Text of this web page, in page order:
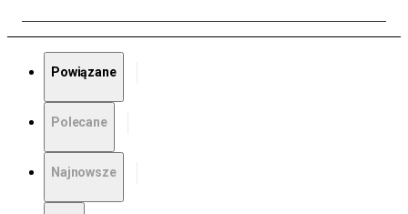
Powiązane
Polecane
Najnowsze